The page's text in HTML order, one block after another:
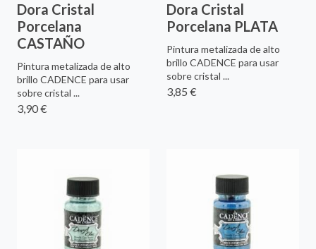
Dora Cristal
Porcelana
CASTAÑO
Pintura metalizada de alto
brillo CADENCE para usar
sobre cristal ...
3,90 €
Dora Cristal
Porcelana PLATA
Pintura metalizada de alto
brillo CADENCE para usar
sobre cristal ...
3,85 €